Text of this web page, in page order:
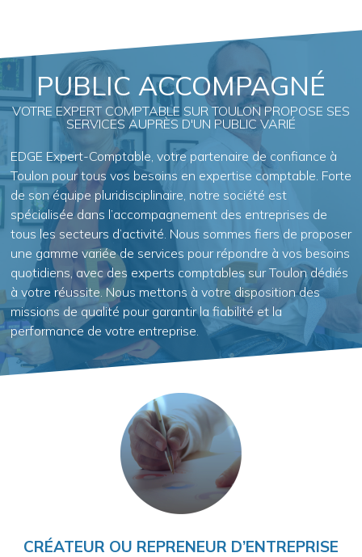
PUBLIC ACCOMPAGNÉ
VOTRE EXPERT COMPTABLE SUR TOULON PROPOSE SES
SERVICES AUPRÈS D'UN PUBLIC VARIÉ
EDGE Expert-Comptable, votre partenaire de confiance à
Toulon pour tous vos besoins en expertise comptable. Forte
de son équipe pluridisciplinaire, notre société est
spécialisée dans l’accompagnement des entreprises de
tous les secteurs d’activité. Nous sommes fiers de proposer
une gamme variée de services pour répondre à vos besoins
quotidiens, avec des experts comptables sur Toulon dédiés
à votre réussite. Nous mettons à votre disposition des
missions de qualité pour garantir la fiabilité et la
performance de votre entreprise.​
CRÉATEUR OU REPRENEUR D’ENTREPRISE